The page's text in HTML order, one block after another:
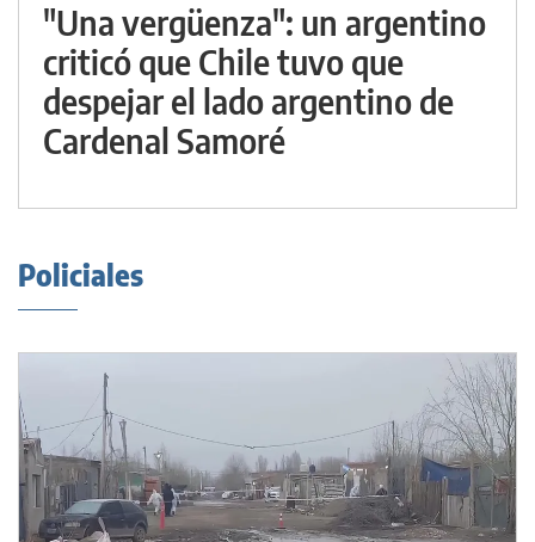
"Una vergüenza": un argentino
criticó que Chile tuvo que
despejar el lado argentino de
Cardenal Samoré
Policiales